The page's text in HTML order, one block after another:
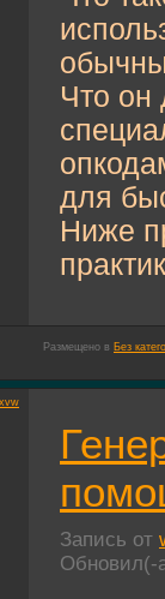
Что он
для
Ниже
Размещено в Без
Запись от